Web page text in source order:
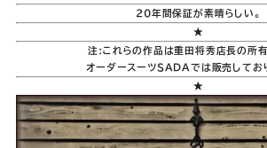
20年間保証が素晴らしい。
★
注:これらの作品は重田将秀店長の所
オーダースーツSADAでは販売してお
★